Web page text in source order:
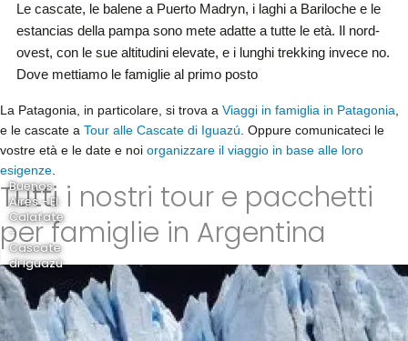
Le cascate, le balene a Puerto Madryn, i laghi a Bariloche e le
estancias della pampa sono mete adatte a tutte le età. Il nord-
ovest, con le sue altitudini elevate, e i lunghi trekking invece no.
Dove mettiamo le famiglie al primo posto
La Patagonia, in particolare, si trova a Viaggi in famiglia in Patagonia
e le cascate a Tour alle Cascate di Iguazú . Oppure comunicateci le
vostre età e le date e noi organizzare il viaggio in base alle loro
esigenze
Tutti i nostri tour e pacchetti
per famiglie in Argentina
Buenos
Aires - El
Calafate
-
Cascate
di Iguazú